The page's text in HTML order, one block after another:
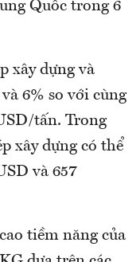
Quốc trong 6
xây dựng và
6% so với cùng
tấn. Trong
xây dựng có thể
và 657
tiềm năng của